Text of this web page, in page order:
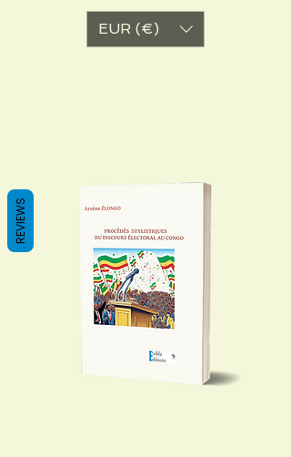
EUR (€)
REVIEWS